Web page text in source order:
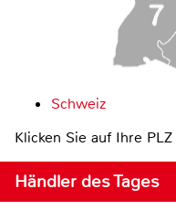
Schweiz
Klicken Sie auf Ihre
Händler des Tages